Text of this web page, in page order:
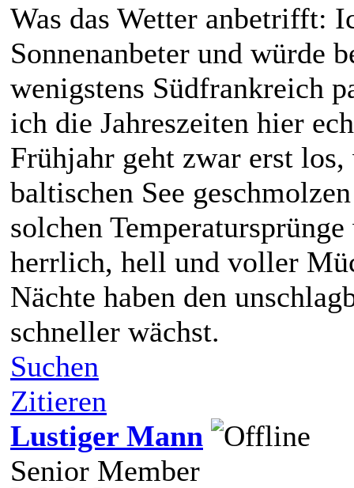
Was das Wetter anbetrifft:
Sonnenanbeter und würde
wenigstens Südfrankreich
ich die Jahreszeiten hier
Frühjahr geht zwar erst
baltischen See
solchen
herrlich, hell und voller
Nächte haben den
schneller wächst.
Suchen
Zitieren
Lustiger Mann
Senior Member